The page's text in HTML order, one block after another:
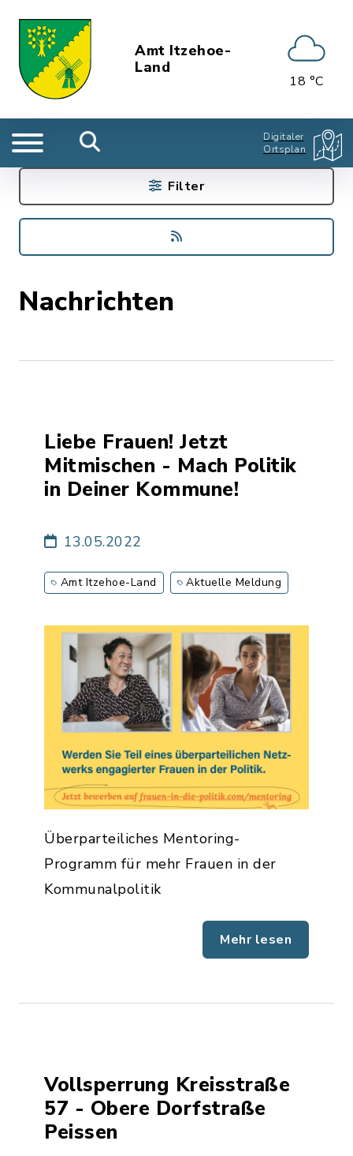
Amt Itzehoe-
Land
18 °C
Digitaler
Ortsplan
Nachrichten
Liebe Frauen! Jetzt
Mitmischen - Mach Politik
in Deiner Kommune!
13.05.2022
Amt Itzehoe-Land Aktuelle Meldung
Überparteiliches Mentoring-
Programm für mehr Frauen in der
Kommunalpolitik
Mehr lesen
Vollsperrung Kreisstraße
57 - Obere Dorfstraße
Peissen
Filter